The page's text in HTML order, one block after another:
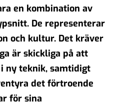
en kombination av
De representerar
och kultur. Det kräver
är skickliga på att
ny teknik, samtidigt
det förtroende
för sina